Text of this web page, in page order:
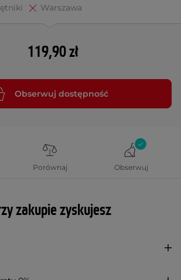
Warszawa
119,90 zł
Obserwuj dostępność
Porównaj Obserwuj
zakupie zyskujesz